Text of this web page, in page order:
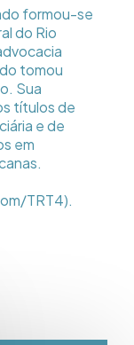
formou-se
do Rio
tomou
Sua
títulos de
e de
em
TRT4).